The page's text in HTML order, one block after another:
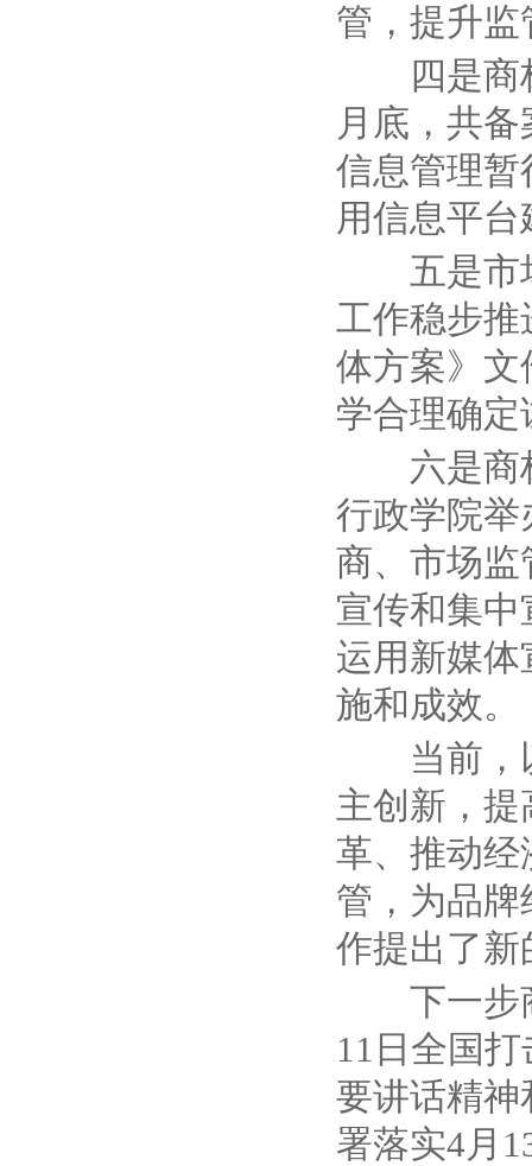
管，提升监
四是
月底，共
信息管理暂
用信息平台
五是市
工作稳步推
体方案》文
学合理确
六是商
行政学院举
商、市场监
宣传和集
运用新媒
施和成效。
当前
主创新，
革、推动经
管，为品
作提出了新
下一步
11 日全国
要讲话精神
署落实4月